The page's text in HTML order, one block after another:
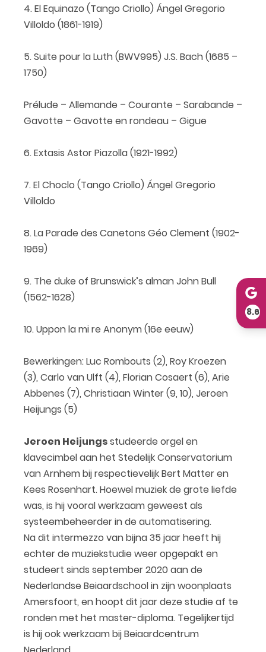
4. El Equinazo (Tango Criollo) Ángel Gregorio
Villoldo (1861-1919)
5. Suite pour la Luth (BWV995) J.S. Bach (1685 –
1750)
Prélude – Allemande – Courante – Sarabande –
Gavotte – Gavotte en rondeau – Gigue
6. Extasis Astor Piazolla (1921-1992)
7. El Choclo (Tango Criollo) Ángel Gregorio
Villoldo
8. La Parade des Canetons Géo Clement (1902-
1969)
9. The duke of Brunswick’s alman John Bull
(1562-1628)
10. Uppon la mi re Anonym (16e eeuw)
Bewerkingen: Luc Rombouts (2), Roy Kroezen
(3), Carlo van Ulft (4), Florian Cosaert (6), Arie
Abbenes (7), Christiaan Winter (9, 10), Jeroen
Heijungs (5)
Jeroen Heijungsstudeerde orgel en
klavecimbel aan het Stedelijk Conservatorium
van Arnhem bij respectievelijk Bert Matter en
Kees Rosenhart. Hoewel muziek de grote liefde
was, is hij vooral werkzaam geweest als
systeembeheerder in de automatisering.
Na dit intermezzo van bijna 35 jaar heeft hij
echter de muziekstudie weer opgepakt en
studeert sinds september 2020 aan de
Nederlandse Beiaardschool in zijn woonplaats
Amersfoort, en hoopt dit jaar deze studie af te
ronden met het master-diploma. Tegelijkertijd
is hij ook werkzaam bij Beiaardcentrum
8.6